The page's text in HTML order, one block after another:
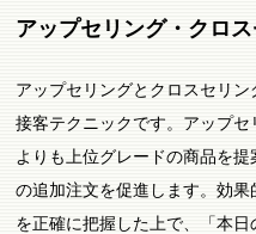
アップセリング・クロ
アップセリングとクロスセリ
接客テクニックです。アップ
よりも上位グレードの商品を
の追加注文を促進します。効
を正確に把握した上で、「本